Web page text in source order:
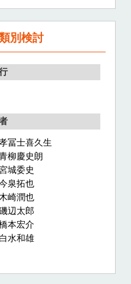
別検討
冨士喜久生
柳慶史朗
城委史
泉拓也
崎潤也
辺太郎
本宏介
水和雄